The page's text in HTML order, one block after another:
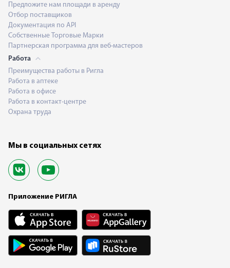
Предложите нам площади в аренду
Отбор поставщиков
Документация по API
Собственные Торговые Марки
Партнерская программа для веб-мастеров
Работа
Преимущества работы в Ригла
Работа в аптеке
Работа в офисе
Работа в контакт-центре
Охрана труда
Мы в социальных сетях
Приложение РИГЛА